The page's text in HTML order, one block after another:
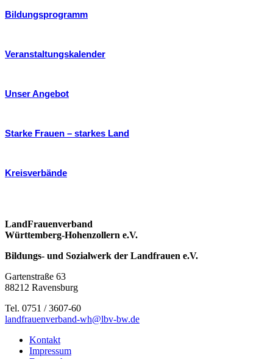
Bildungsprogramm
Veranstaltungskalender
Unser Angebot
Starke Frauen – starkes Land
Kreisverbände
LandFrauenverband
Württemberg-Hohenzollern e.V.
Bildungs- und Sozialwerk der Landfrauen e.V.
Gartenstraße 63
88212 Ravensburg
Tel. 0751 / 3607-60
landfrauenverband-wh@lbv-bw.de
Kontakt
Impressum